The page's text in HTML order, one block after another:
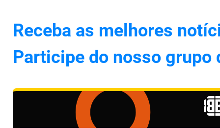
Receba as melhores
Participe do nosso grupo